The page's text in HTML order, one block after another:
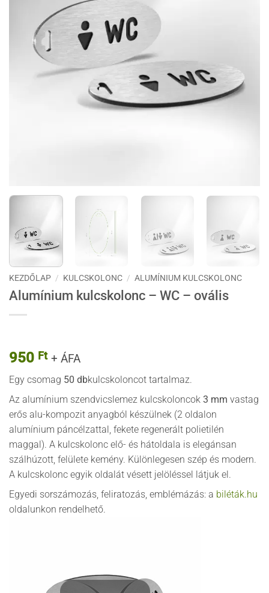
KEZDŐLAP / KULCSKOLONC / ALUMÍNIUM KULCSKOLONC
Alumínium kulcskolonc – WC – ovális
950 Ft + ÁFA
Egy csomag 50 dbkulcskoloncot tartalmaz.
Az alumínium szendvicslemez kulcskoloncok 3 mm vastag
erős alu-kompozit anyagból készülnek (2 oldalon
alumínium páncélzattal, fekete regenerált polietilén
maggal). A kulcskolonc elő- és hátoldala is elegánsan
szálhúzott, felülete kemény. Különlegesen szép és modern.
A kulcskolonc egyik oldalát vésett jelöléssel látjuk el.
Egyedi sorszámozás, feliratozás, emblémázás: a biléták.hu
oldalunkon rendelhető.